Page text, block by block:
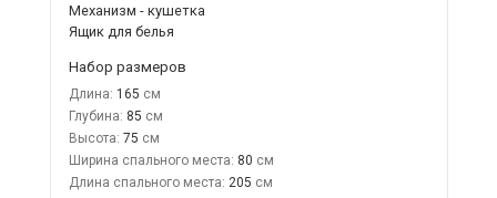
Механизм - кушетка
Ящик для белья
Набор размеров
Длина: 165
Глубина: 85
Высота: 75
Ширина спального места: 80
Длина спального места: 205